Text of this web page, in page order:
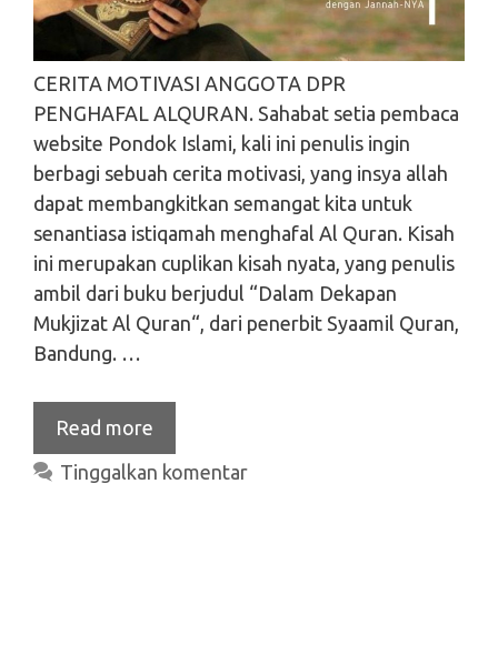
CERITA MOTIVASI ANGGOTA DPR
PENGHAFAL ALQURAN. Sahabat setia pembaca
website Pondok Islami, kali ini penulis ingin
berbagi sebuah cerita motivasi, yang insya allah
dapat membangkitkan semangat kita untuk
senantiasa istiqamah menghafal Al Quran. Kisah
ini merupakan cuplikan kisah nyata, yang penulis
ambil dari buku berjudul “Dalam Dekapan
Mukjizat Al Quran“, dari penerbit Syaamil Quran,
Bandung. …
Read more
Tinggalkan komentar